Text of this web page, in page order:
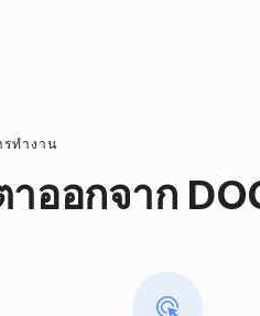
รทํางาน
ออกจาก